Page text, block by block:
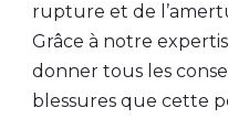
rupture et de
Grâce à notre
donner tous les
blessures que cette